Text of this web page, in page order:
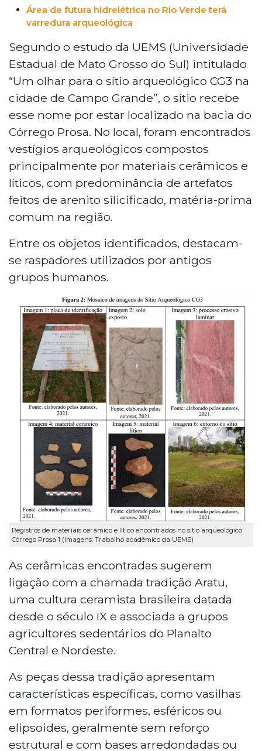
Área de futura hidrelétrica no Rio Verde terá
varredura arqueológica
Segundo o estudo da UEMS (Universidade
Estadual de Mato Grosso do Sul) intitulado
“Um olhar para o sítio arqueológico CG3 na
cidade de Campo Grande”, o sítio recebe
esse nome por estar localizado na bacia do
Córrego Prosa. No local, foram encontrados
vestígios arqueológicos compostos
principalmente por materiais cerâmicos e
líticos, com predominância de artefatos
feitos de arenito silicificado, matéria-prima
comum na região.
Entre os objetos identificados, destacam-
se raspadores utilizados por antigos
grupos humanos.
Registros de materiais cerâmico e litico encontrados no sitio arqueológico
Córrego Prosa 1 (Imagens: Trabalho acadêmico da UEMS)
As cerâmicas encontradas sugerem
ligação com a chamada tradição Aratu,
uma cultura ceramista brasileira datada
desde o século IX e associada a grupos
agricultores sedentários do Planalto
Central e Nordeste.
As peças dessa tradição apresentam
características específicas, como vasilhas
em formatos periformes, esféricos ou
elipsoides, geralmente sem reforço
estrutural e com bases arredondadas ou